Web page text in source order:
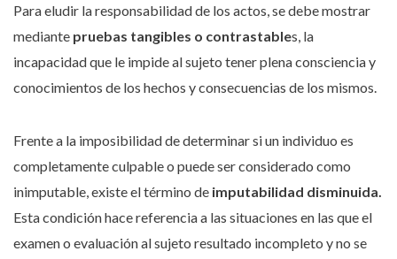
Para eludir la responsabilidad de los actos, se debe mostrar
mediante pruebas tangibles o contrastables, la
incapacidad que le impide al sujeto tener plena consciencia y
conocimientos de los hechos y consecuencias de los mismos.
Frente a la imposibilidad de determinar si un individuo es
completamente culpable o puede ser considerado como
inimputable, existe el término de imputabilidad disminuida.
Esta condición hace referencia a las situaciones en las que el
examen o evaluación al sujeto resultado incompleto y no se